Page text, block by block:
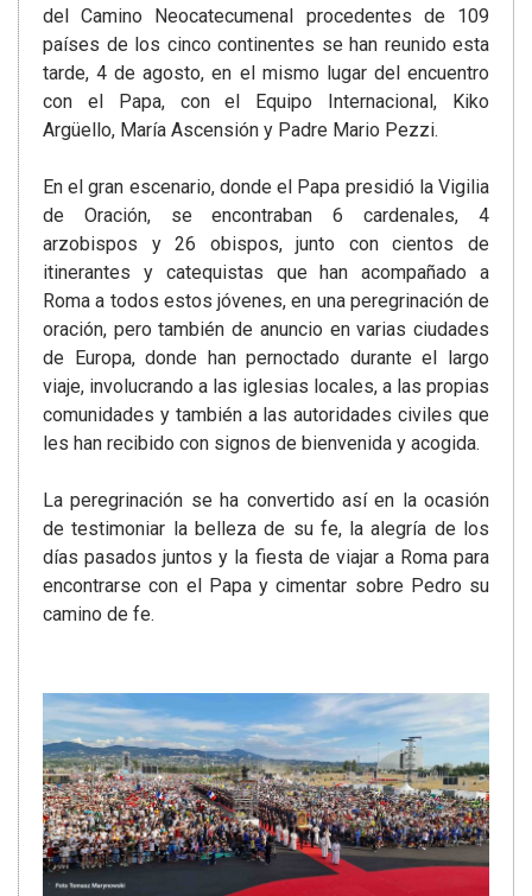
del Camino Neocatecumenal procedentes de 109
países de los cinco continentes se han reunido esta
tarde, 4 de agosto, en el mismo lugar del encuentro
con el Papa, con el Equipo Internacional, Kiko
Argüello, María Ascensión y Padre Mario Pezzi.
En el gran escenario, donde el Papa presidió la Vigilia
de Oración, se encontraban 6 cardenales, 4
arzobispos y 26 obispos, junto con cientos de
itinerantes y catequistas que han acompañado a
Roma a todos estos jóvenes, en una peregrinación de
oración, pero también de anuncio en varias ciudades
de Europa, donde han pernoctado durante el largo
viaje, involucrando a las iglesias locales, a las propias
comunidades y también a las autoridades civiles que
les han recibido con signos de bienvenida y acogida.
La peregrinación se ha convertido así en la ocasión
de testimoniar la belleza de su fe, la alegría de los
días pasados juntos y la fiesta de viajar a Roma para
encontrarse con el Papa y cimentar sobre Pedro su
camino de fe.